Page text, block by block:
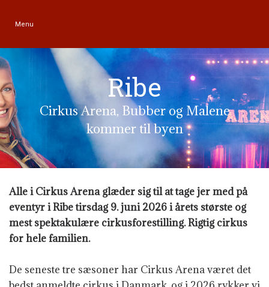
Menu
Ribe
Cirkus Arena, Bubber og Malene
kommer til byen
Alle i Cirkus Arena glæder sig til at tage jer med på
eventyr i Ribe tirsdag 9. juni 2026 i årets største og
mest spektakulære cirkusforestilling. Rigtig cirkus
for hele familien.
De seneste tre sæsoner har Cirkus Arena været det